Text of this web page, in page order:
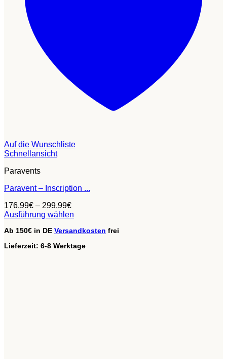
Auf die Wunschliste
Schnellansicht
Paravents
Paravent – Inscription ...
176,99€ – 299,99€
Ausführung wählen
Produkt
weist
mehrere
Ab 150€ in DE Versandkosten frei
Lieferzeit: 6-8 Werktage